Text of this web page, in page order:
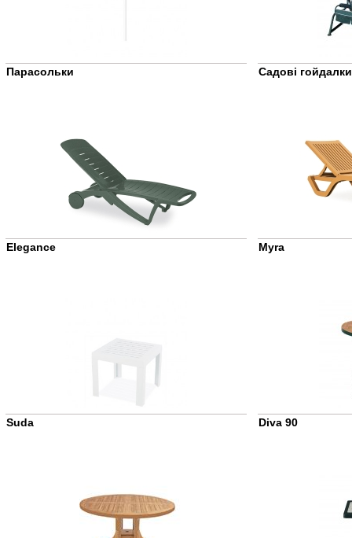
Парасольки Садові гойдалки
Elegance Myra
Suda Diva 90